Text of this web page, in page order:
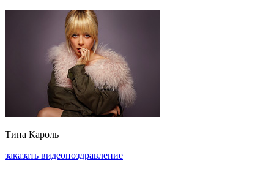
Тина Кароль
заказать видеопоздравление